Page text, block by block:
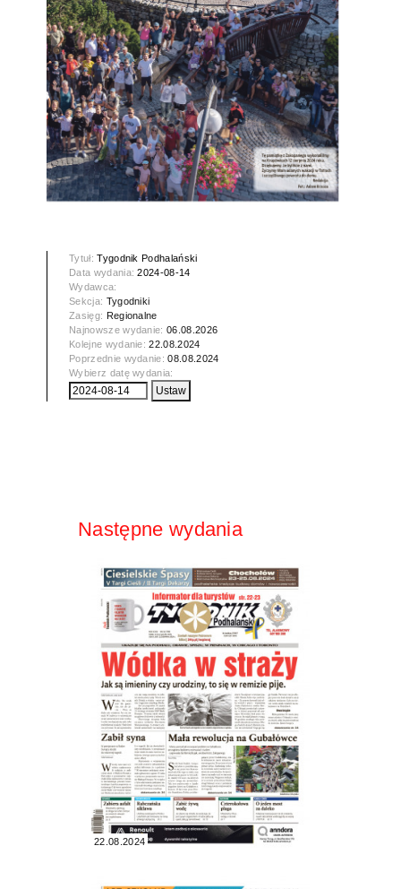
Tytuł:Tygodnik Podhalański
Data wydania:2024-08-14
Wydawca:
Sekcja: Tygodniki
Zasięg: Regionalne
Najnowsze wydanie:06.08.2026
Kolejne wydanie:22.08.2024
Poprzednie wydanie:08.08.2024
Wybierz datę wydania:
Następne wydania
22.08.2024